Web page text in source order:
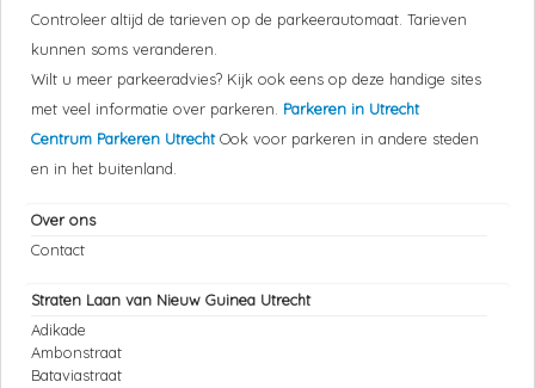
Controleer altijd de tarieven op de parkeerautomaat. Tarieven
kunnen soms veranderen.
Wilt u meer parkeeradvies? Kijk ook eens op deze handige sites
met veel informatie over parkeren. Parkeren in Utrecht
Centrum Parkeren UtrechtOok voor parkeren in andere steden
en in het buitenland.
Over ons
Contact
Straten Laan van Nieuw Guinea Utrecht
Adikade
Ambonstraat
Bataviastraat